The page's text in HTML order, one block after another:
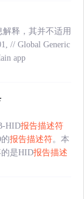
解释，其并不适用
// Global Generic
app
HID报告描述符
报告描述符。本
是HID报告描述